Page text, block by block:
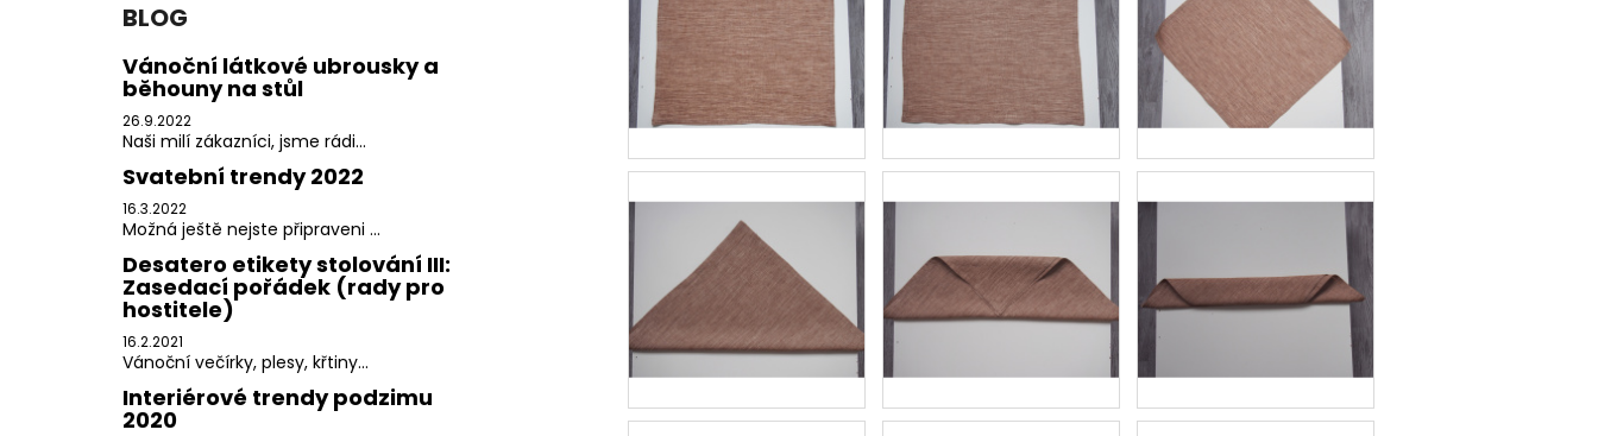
BLOG
Vánoční látkové ubrousky a
běhouny na stůl
26.9.2022
Naši milí zákazníci, jsme rádi...
Svatební trendy 2022
16.3.2022
Možná ještě nejste připraveni ...
Desatero etikety stolování III:
Zasedací pořádek (rady pro
hostitele)
16.2.2021
Vánoční večírky, plesy, křtiny...
Interiérové trendy podzimu
2020